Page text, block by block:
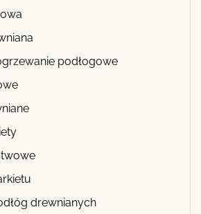
podłogowe
drewnianych